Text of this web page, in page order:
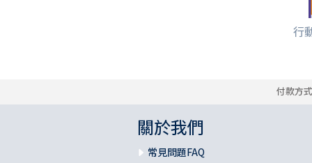
行
付款方
關於我們
常見問題FAQ